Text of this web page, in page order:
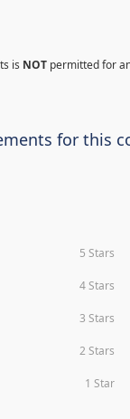
is NOT permitted for
for this
5 Stars
4 Stars
3 Stars
2 Stars
1 Star